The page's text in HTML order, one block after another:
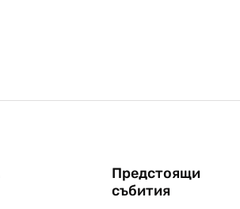
Предстоящи
събития